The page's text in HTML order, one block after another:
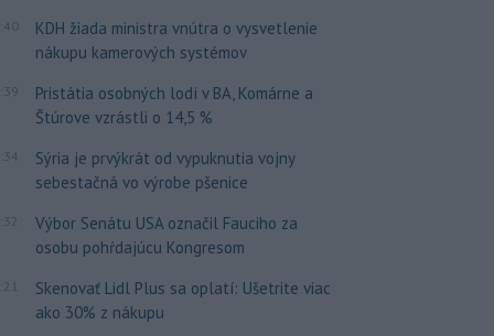
KDH žiada ministra vnútra o vysvetlenie
nákupu kamerových systémov
Pristátia osobných lodí v BA, Komárne a
Štúrove vzrástli o 14,5 %
Sýria je prvýkrát od vypuknutia vojny
sebestačná vo výrobe pšenice
Výbor Senátu USA označil Fauciho za
osobu pohŕdajúcu Kongresom
Skenovať Lidl Plus sa oplatí: Ušetrite viac
ako 30% z nákupu